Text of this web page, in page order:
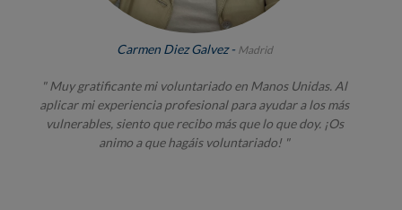
Carmen Diez Galvez - Madrid
" Muy gratificante mi voluntariado en Manos Unidas. Al
aplicar mi experiencia profesional para ayudar a los más
vulnerables, siento que recibo más que lo que doy. ¡Os
animo a que hagáis voluntariado! "